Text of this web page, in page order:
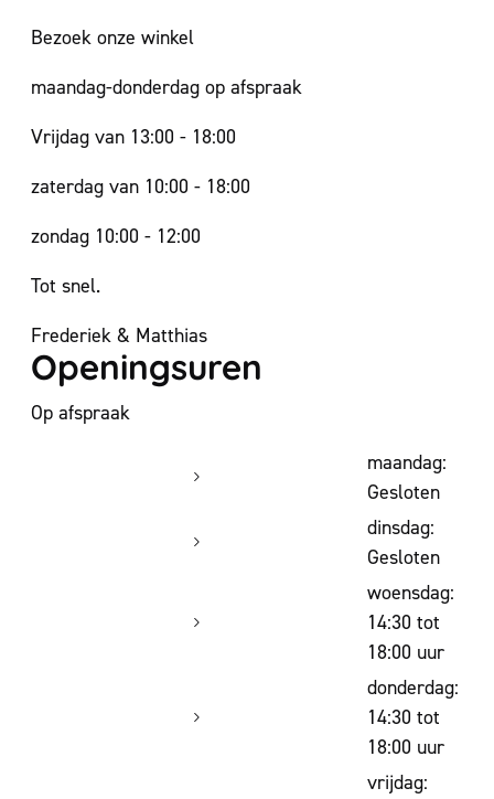
Bezoek onze winkel
maandag-donderdag op afspraak
Vrijdag van 13:00 - 18:00
zaterdag van 10:00 - 18:00
zondag 10:00 - 12:00
Tot snel.
Frederiek & Matthias
Openingsuren
Op afspraak
maandag:
Gesloten
dinsdag:
Gesloten
woensdag:
14:30 tot
18:00 uur
donderdag:
14:30 tot
18:00 uur
vrijdag: